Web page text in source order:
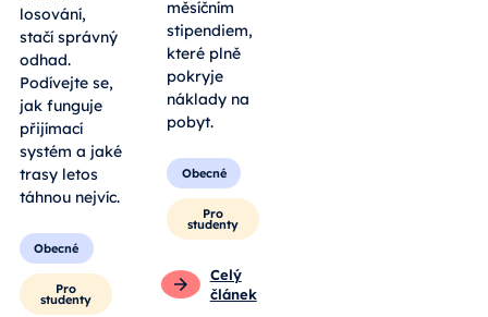
losování,
stačí správný
odhad.
Podívejte se,
jak funguje
přijímací
systém a jaké
trasy letos
táhnou nejvíc.
Obecné
Pro
studenty
měsíčním
stipendiem,
které plně
pokryje
náklady na
pobyt.
Obecné
Pro
studenty
Celý
článek